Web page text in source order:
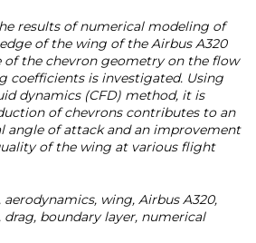
results of numerical modeling of
of the wing of the Airbus A320
of the chevron geometry on the flow
coefficients is investigated. Using
dynamics (CFD) method, it is
of chevrons contributes to an
angle of attack and an improvement
of the wing at various flight
aerodynamics, wing, Airbus A320,
drag, boundary layer, numerical